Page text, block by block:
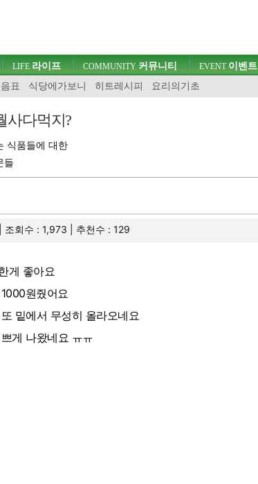
표 식당에가보니 히트레시피 요리의기초
LIFE 라이프 COMMUNITY 커뮤니티 EVENT이벤트
사다먹지?
식품들에 대한
들
| 조회수 : 1,973 | 추천수 :129
게 좋아요
원줬어요
밑에서 무성히 올라오네요
게 나왔네요 ㅠㅠ